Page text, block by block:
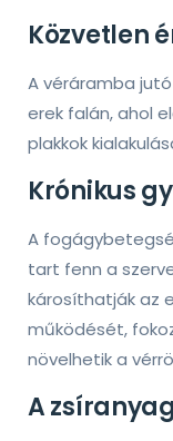
Közvetlen
A véráramba
erek falán, ahol
plakkok
Krónikus
A
tart fenn a
károsíthatják az
működését,
növelhetik a
A